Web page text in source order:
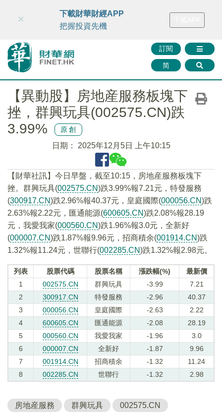
財華智庫網 FINTV FINMETA 財華證券 媒體矩陣
訂閱
简
×
下載財華財經APP
把握投資先機
【異動股】房地産服務板塊下
挫，群興玩具(002575.CN)跌
3.99%
原創
日期： 2025年12月5日 上午10:15
【財華社訊】今日早盤，截至10:15，房地産服務板塊下
挫。群興玩具(002575.CN)跌3.99%報7.21元，特發服務
(300917.CN)跌2.96%報40.37元，皇庭國際(000056.CN)跌
2.63%報2.22元，匯通能源(600605.CN)跌2.08%報28.19
元，我愛我家(000560.CN)跌1.96%報3.0元，全新好
(000007.CN)跌1.87%報9.96元，招商積余(001914.CN)跌
1.32%報11.24元，世聯行(002285.CN)跌1.32%報2.98元。
列表 股票代碼 股票名稱 漲跌幅(%)
最新價
1
002575.CN 群興玩具 -3.99
7.21
2
300917.CN 特發服務 -2.96
40.37
3
000056.CN 皇庭國際 -2.63
2.22
4
600605.CN 匯通能源 -2.08
28.19
5
000560.CN 我愛我家 -1.96
3.0
6
000007.CN 全新好 -1.87
9.96
7
001914.CN 招商積余 -1.32
11.24
8
002285.CN 世聯行 -1.32 2.98
房地産服務 群興玩具 002575.CN